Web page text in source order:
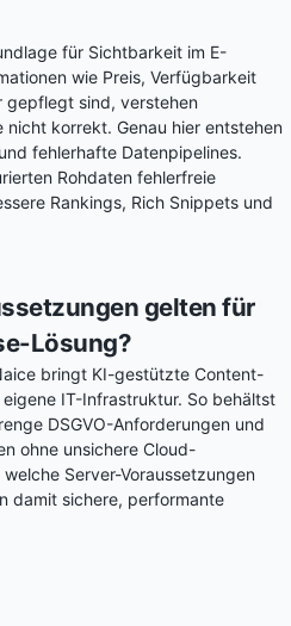
für Sichtbarkeit im E-
wie Preis, Verfügbarkeit
gepflegt sind, verstehen
nicht korrekt. Genau hier entstehen
fehlerhafte Datenpipelines.
Rohdaten fehlerfreie
Rankings, Rich Snippets und
gelten für
Lösung?
bringt KI-gestützte Content-
IT-Infrastruktur. So behältst
DSGVO-Anforderungen und
ohne unsichere Cloud-
Server-Voraussetzungen
damit sichere, performante